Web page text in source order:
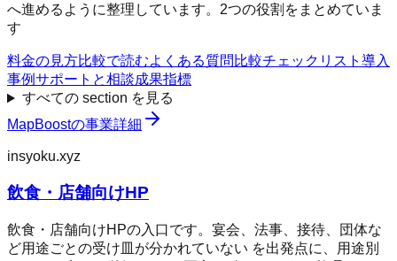
へ進めるように整理しています。2つの役割をまとめていま
す
料金の見方比較で読むよくある質問 比較チェックリスト 導入
事例サポートと相談成果指標
すべての section を見る
MapBoostの事業詳細
insyoku.xyz
飲食・店舗向けHP
飲食・店舗向けHPの入口です。宴会、法事、接待、団体な
ど用途ごとの受け皿が分かれていない を出発点に、用途別